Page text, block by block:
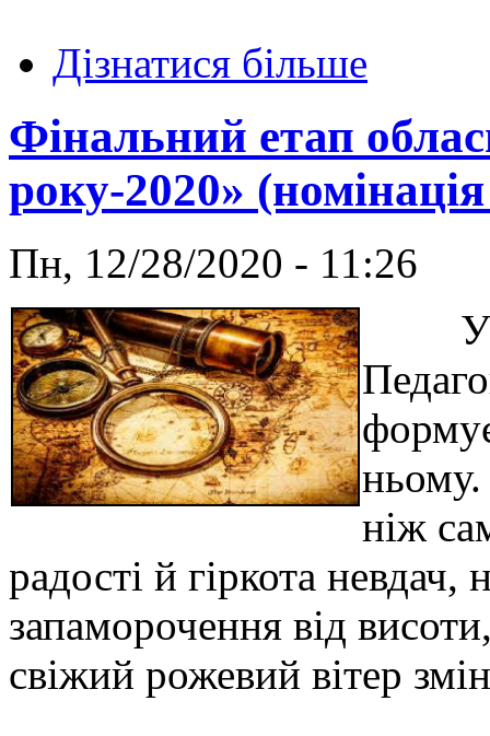
Дізнатися більше
Фінальний етап
року-2020»
Пн, 12/28/2020 - 11:26
ньому.
ніж
радості й гіркота
запаморочення від
свіжий рожевий вітер